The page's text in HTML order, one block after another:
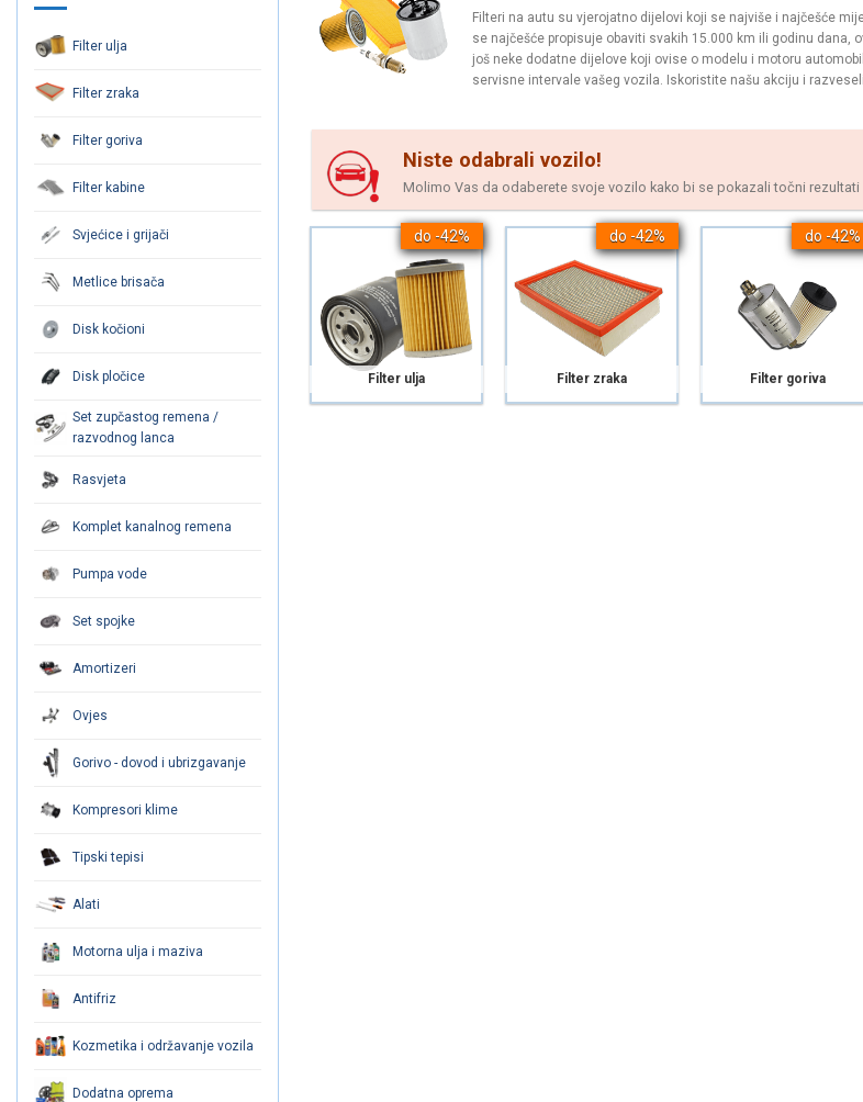
Filter ulja
Filter zraka
Filter goriva
Filter kabine
Svjećice i grijači
Metlice brisača
Disk kočioni
Disk pločice
Set zupčastog remena /
razvodnog lanca
Rasvjeta
Komplet kanalnog remena
Pumpa vode
Set spojke
Amortizeri
Ovjes
Gorivo - dovod i ubrizgavanje
Kompresori klime
Tipski tepisi
Alati
Motorna ulja i maziva
Antifriz
Kozmetika i održavanje vozila
Dodatna oprema
Filteri na autu su vjerojatno dijelovi koji se najviše i najčešće
se najčešće propisuje obaviti svakih 15.000 km ili godinu
još neke dodatne dijelove koji ovise o modelu i motoru
servisne intervale vašeg vozila. Iskoristite našu akciju i
Niste odabrali vozilo!
Molimo Vas da odaberete svoje vozilo kako bi se pokazali točni rezultati
Filter ulja
do -42%
Filter zraka
do -42%
Filter goriva
do -42%